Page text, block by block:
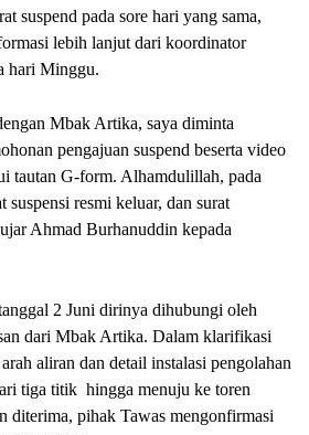
suspend pada sore hari yang sama,
lebih lanjut dari koordinator
hari Minggu.
Mbak Artika, saya diminta
pengajuan suspend beserta video
tautan G-form. Alhamdulillah, pada
suspensi resmi keluar, dan surat
Ahmad Burhanuddin kepada
2 Juni dirinya dihubungi oleh
dari Mbak Artika. Dalam klarifikasi
aliran dan detail instalasi pengolahan
tiga titik hingga menuju ke toren
diterima, pihak Tawas mengonfirmasi